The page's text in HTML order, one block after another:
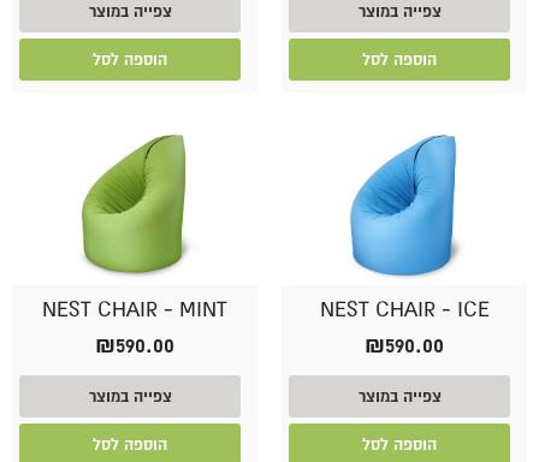
צפייה במוצר
הוספה לסל
צפייה במוצר
הוספה לסל
NEST CHAIR - ICE
₪590.00
צפייה במוצר
הוספה לסל
NEST CHAIR - MINT
₪590.00
צפייה במוצר
הוספה לסל